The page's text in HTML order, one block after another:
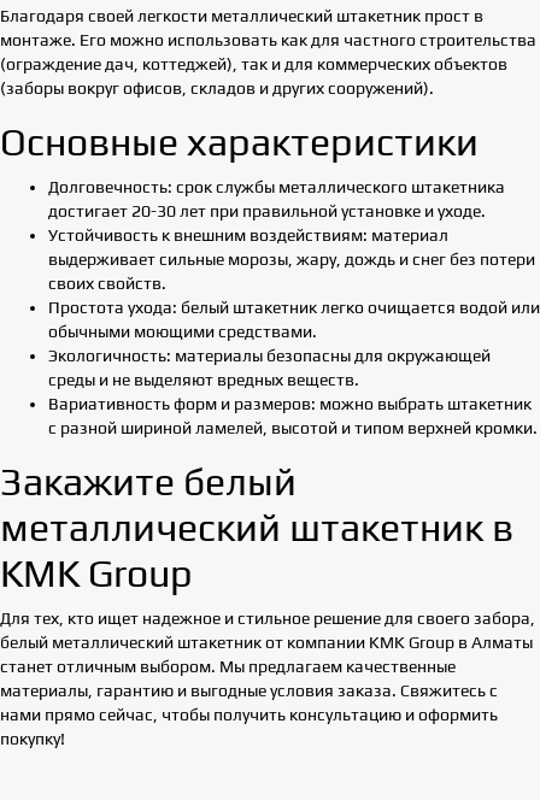
Благодаря своей легкости металлический штакетник прост в
монтаже. Его можно использовать как для частного строительства
(ограждение дач, коттеджей), так и для коммерческих объектов
(заборы вокруг офисов, складов и других сооружений).
Основные характеристики
Долговечность: срок службы металлического штакетника
достигает 20-30 лет при правильной установке и уходе.
Устойчивость к внешним воздействиям: материал
выдерживает сильные морозы, жару, дождь и снег без потери
своих свойств.
Простота ухода: белый штакетник легко очищается водой или
обычными моющими средствами.
Экологичность: материалы безопасны для окружающей
среды и не выделяют вредных веществ.
Вариативность форм и размеров: можно выбрать штакетник
с разной шириной ламелей, высотой и типом верхней кромки.
Закажите белый
металлический штакетник в
KMK Group
Для тех, кто ищет надежное и стильное решение для своего забора,
белый металлический штакетник от компании KMK Group в Алматы
станет отличным выбором. Мы предлагаем качественные
материалы, гарантию и выгодные условия заказа. Свяжитесь с
нами прямо сейчас, чтобы получить консультацию и оформить
покупку!